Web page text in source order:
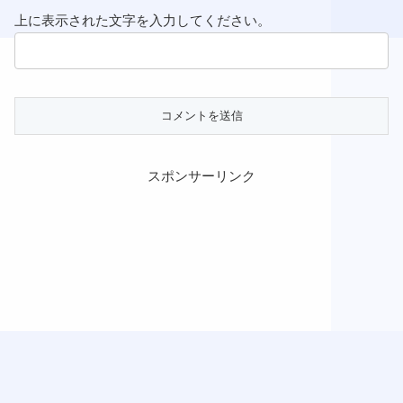
上に表示された文字を入力してください。
スポンサーリンク